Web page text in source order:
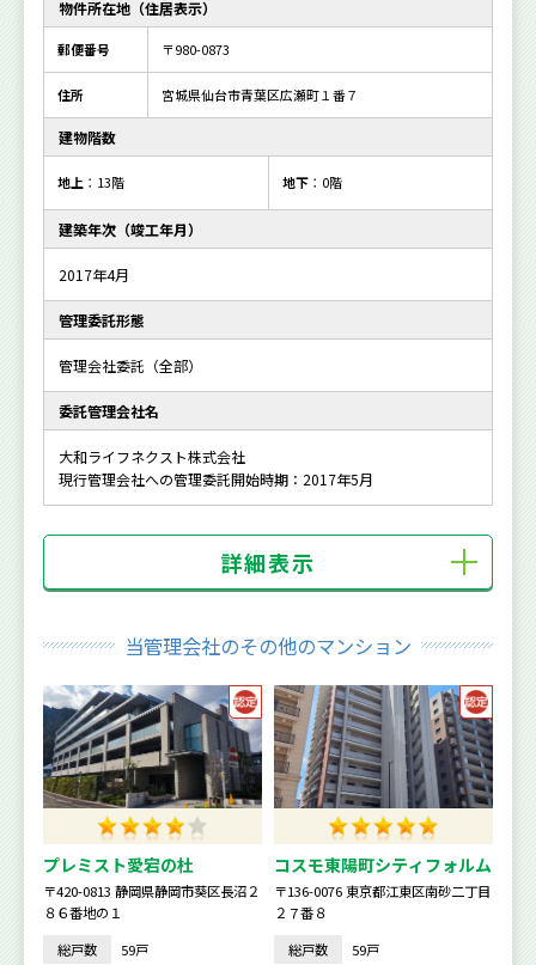
物件所在地（住居表示）
郵便番号 〒980-0873
住所 宮城県仙台市青葉区広瀬町１番７
建物階数
地上 ：13階 地下：0階
建築年次（竣工年月）
2017年4月
管理委託形態
管理会社委託（全部）
委託管理会社名
大和ライフネクスト株式会社
現行管理会社への管理委託開始時期：2017年5月
詳細表示
当管理会社のその他のマンション
プレミスト愛宕の杜
〒420-0813 静岡県静岡市葵区長沼２
８６番地の１
総戸数
59戸
コスモ東陽町シティフォルム
〒136-0076 東京都江東区南砂二丁目
２７番８
総戸数
59戸